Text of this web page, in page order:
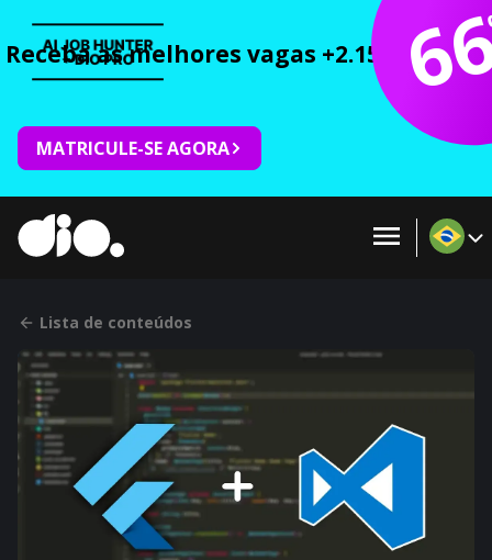
Receba as melhores vagas +2.150 cursos
MATRICULE-SE AGORA
Lista de conteúdos